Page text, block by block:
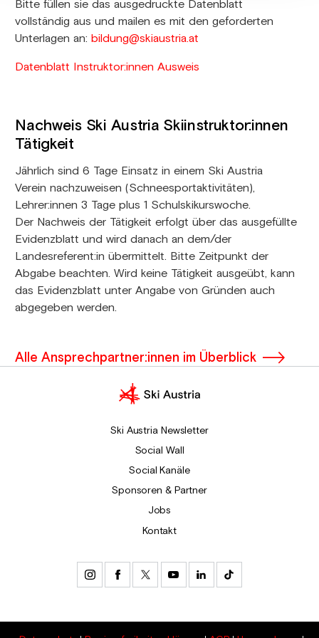
Bitte füllen sie das ausgedruckte Datenblatt
vollständig aus und mailen es mit den geforderten
Unterlagen an:bildung@skiaustria.at
Datenblatt Instruktor:innen Ausweis
Nachweis Ski Austria Skiinstruktor:innen
Tätigkeit
Jährlich sind 6 Tage Einsatz in einem Ski Austria
Verein nachzuweisen (Schneesportaktivitäten),
Lehrer:innen 3 Tage plus 1 Schulskikurswoche.
Der Nachweis der Tätigkeit erfolgt über das ausgefüllte
Evidenzblatt und wird danach an dem/der
Landesreferent:in übermittelt. Bitte Zeitpunkt der
Abgabe beachten. Wird keine Tätigkeit ausgeübt, kann
das Evidenzblatt unter Angabe von Gründen auch
abgegeben werden.
Alle Ansprechpartner:innen im Überblick
Ski Austria Newsletter
Social Wall
Social Kanäle
Sponsoren & Partner
Jobs
Kontakt